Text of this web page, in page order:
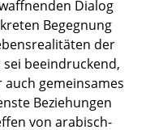
Dialog
Begegnung
der
sei beeindruckend,
gemeinsames
Beziehungen
von arabisch-